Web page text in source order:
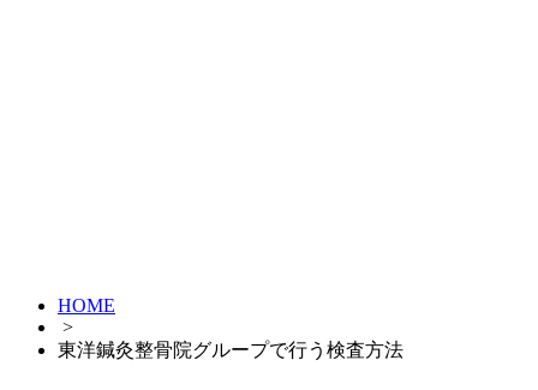
HOME
>
東洋鍼灸整骨院グループで行う検査方法